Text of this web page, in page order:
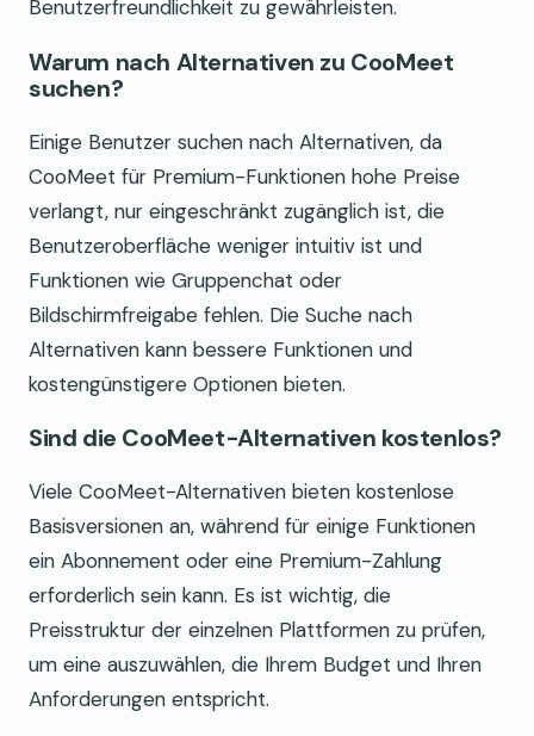
Benutzerfreundlichkeit zu gewährleisten.
Warum nach Alternativen zu CooMeet
suchen?
Einige Benutzer suchen nach Alternativen, da
CooMeet für Premium-Funktionen hohe Preise
verlangt, nur eingeschränkt zugänglich ist, die
Benutzeroberfläche weniger intuitiv ist und
Funktionen wie Gruppenchat oder
Bildschirmfreigabe fehlen. Die Suche nach
Alternativen kann bessere Funktionen und
kostengünstigere Optionen bieten.
Sind die CooMeet-Alternativen kostenlos?
Viele CooMeet-Alternativen bieten kostenlose
Basisversionen an, während für einige Funktionen
ein Abonnement oder eine Premium-Zahlung
erforderlich sein kann. Es ist wichtig, die
Preisstruktur der einzelnen Plattformen zu prüfen,
um eine auszuwählen, die Ihrem Budget und Ihren
Anforderungen entspricht.